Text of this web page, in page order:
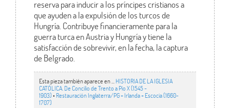
reserva para inducir a los príncipes cristianos a
que ayuden a la expulsión de los turcos de
Hungría. Contribuye financieramente para la
guerra turca en Austria y Hungría y tiene la
satisfacción de sobrevivir, en la fecha, la captura
de Belgrado.
Esta pieza también aparece en ... HISTORIA DE LA IGLESIA
CATÓLICA. De Concilio de Trento a Pío X (1545 -
1903)• Restauración Inglaterra/PG + Irlanda + Escocia (1660-
1707)